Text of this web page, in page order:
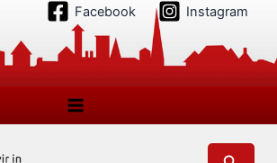
Facebook Instagram
Suchen